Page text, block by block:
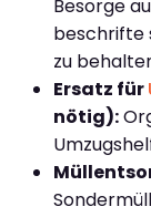
Besorge
beschrifte
zu
Ersatz für
nötig):